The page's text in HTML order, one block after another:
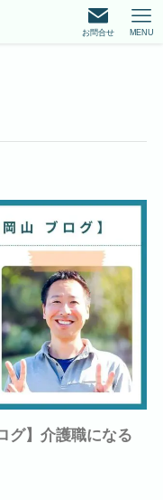
お問合せ MENU
グ】介護職になる